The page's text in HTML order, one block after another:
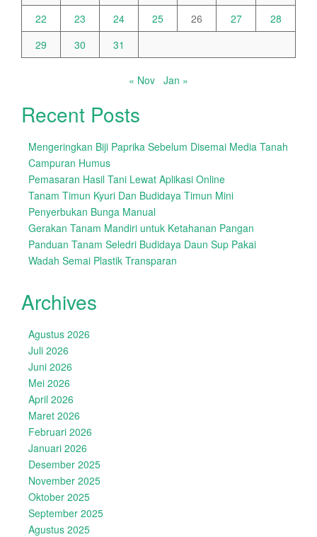
22
23 24 25 26 27
28
29
30 31
« Nov Jan »
Recent Posts
Mengeringkan Biji Paprika Sebelum Disemai Media Tanah
Campuran Humus
Pemasaran Hasil Tani Lewat Aplikasi Online
Tanam Timun Kyuri Dan Budidaya Timun Mini
Penyerbukan Bunga Manual
Gerakan Tanam Mandiri untuk Ketahanan Pangan
Panduan Tanam Seledri Budidaya Daun Sup Pakai
Wadah Semai Plastik Transparan
Archives
Agustus 2026
Juli 2026
Juni 2026
Mei 2026
April 2026
Maret 2026
Februari 2026
Januari 2026
Desember 2025
November 2025
Oktober 2025
September 2025
Agustus 2025